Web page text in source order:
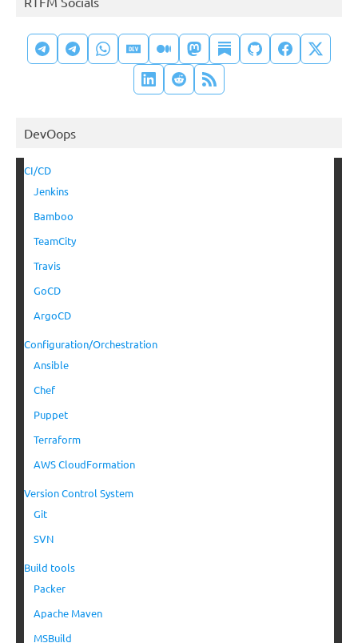
DevOops
CI/CD
Jenkins
Bamboo
TeamCity
Travis
GoCD
ArgoCD
Configuration/Orchestration
Ansible
Chef
Puppet
Terraform
AWS CloudFormation
Version Control System
Git
SVN
Build tools
Packer
Apache Maven
MSBuild